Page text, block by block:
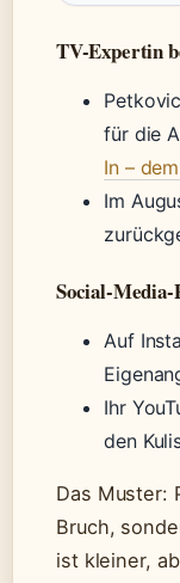
TV-Expertin
für die
In –
Im
Social-Media-
Auf
Ihr
den
Das Muster:
Bruch,
ist kleiner,